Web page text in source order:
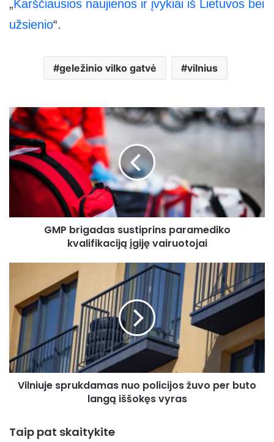
„Karščiausios naujienos ir įvykiai iš Lietuvos bei
užsienio“.
geležinio vilko gatvė vilnius
GMP
brigadas
sustiprins
paramediko
kvalifikaciją
vairuotojai
GMP brigadas sustiprins paramediko
kvalifikaciją įgiję vairuotojai
policijos
žuvo
per
buto
langą
iššokęs
vyras
Vilniuje sprukdamas nuo policijos žuvo per buto
langą iššokęs vyras
Taip pat skaitykite